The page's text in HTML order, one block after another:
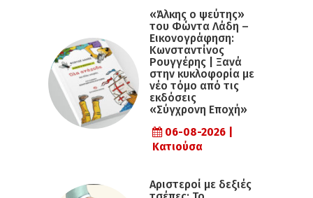
«Άλκης ο ψεύτης»
του Φώντα Λάδη –
Εικονογράφηση:
Κωνσταντίνος
Ρουγγέρης | Ξανά
στην κυκλοφορία με
νέο τόμο από τις
εκδόσεις
«Σύγχρονη Εποχή»
06-08-2026 |
Κατιούσα
Αριστεροί με δεξιές